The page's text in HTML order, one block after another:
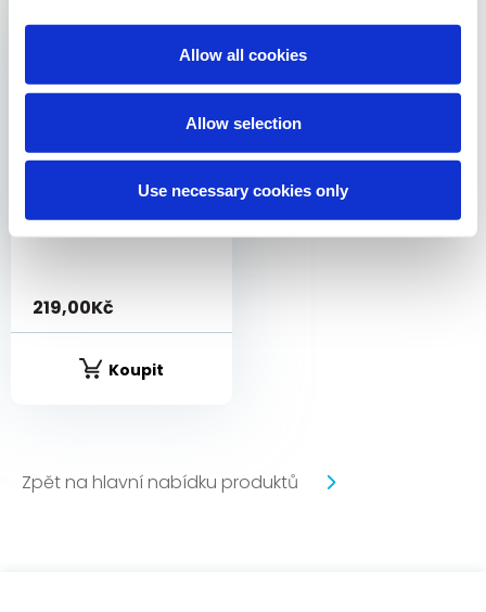
Allow all cookies
Allow selection
Use necessary cookies only
Doplněk stravy
219,00Kč
Koupit
Zpět na hlavní nabídku produktů